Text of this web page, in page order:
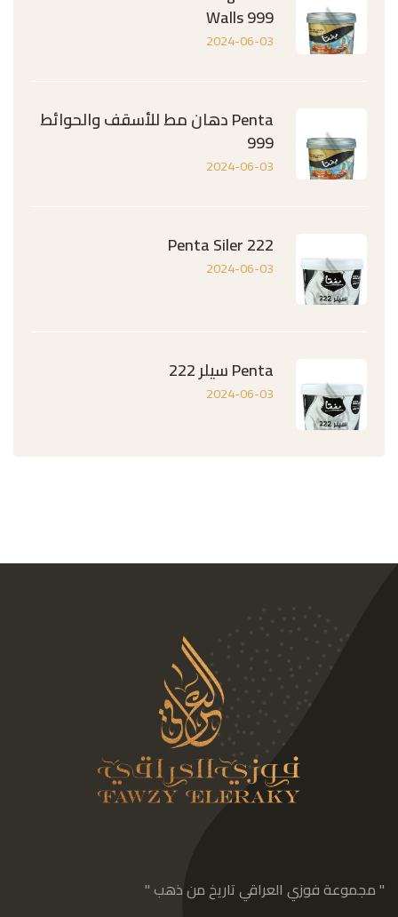
Walls 999
2024-06-03
Penta دهان مط للأسقف والحوائط
999
2024-06-03
Penta Siler 222
2024-06-03
Penta سيلر 222
2024-06-03
" مجموعة فوزي العراقي تاريخ من ذهب "